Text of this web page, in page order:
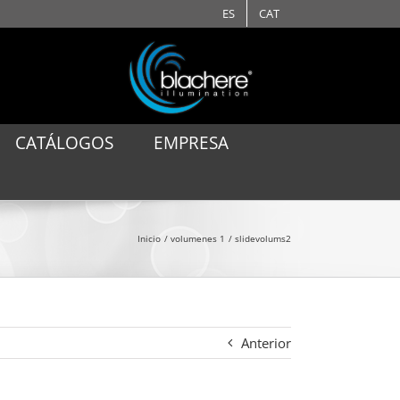
ES CAT
CATÁLOGOS
EMPRESA
Inicio volumenes 1 slidevolums2
Anterior